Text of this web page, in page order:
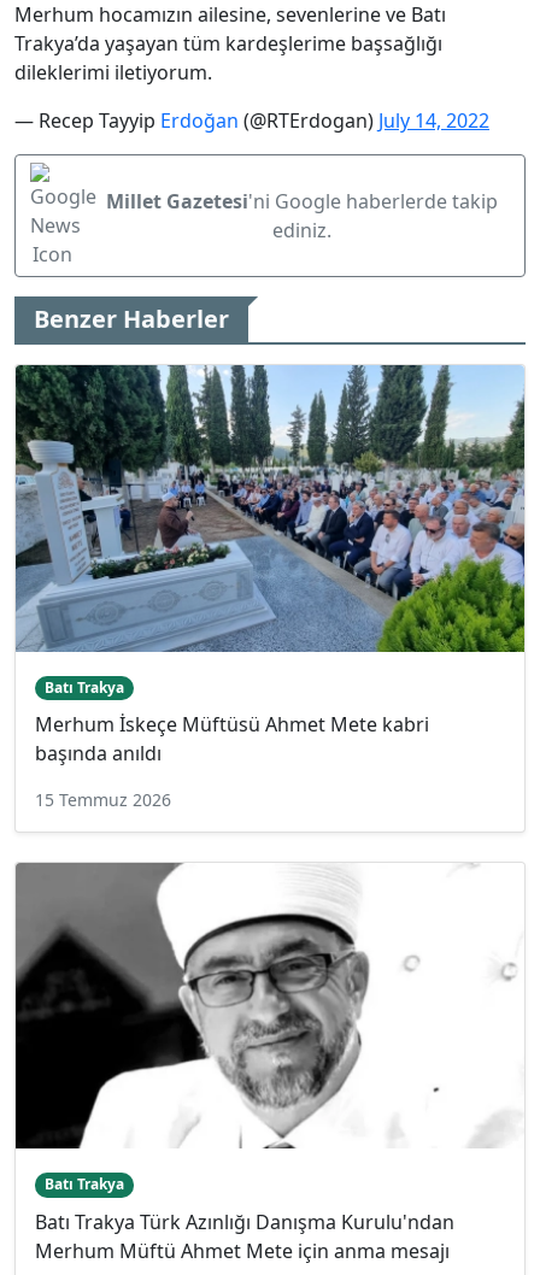
Merhum hocamızın ailesine, sevenlerine ve Batı
Trakya’da yaşayan tüm kardeşlerime başsağlığı
dileklerimi iletiyorum.
— Recep Tayyip Erdoğan (@RTErdogan) July 14, 2022
Millet Gazetesi'ni Google haberlerde takip
ediniz.
Benzer Haberler
Batı Trakya
Merhum İskeçe Müftüsü Ahmet Mete kabri
başında anıldı
15 Temmuz 2026
Batı Trakya
Batı Trakya Türk Azınlığı Danışma Kurulu'ndan
Merhum Müftü Ahmet Mete için anma mesajı